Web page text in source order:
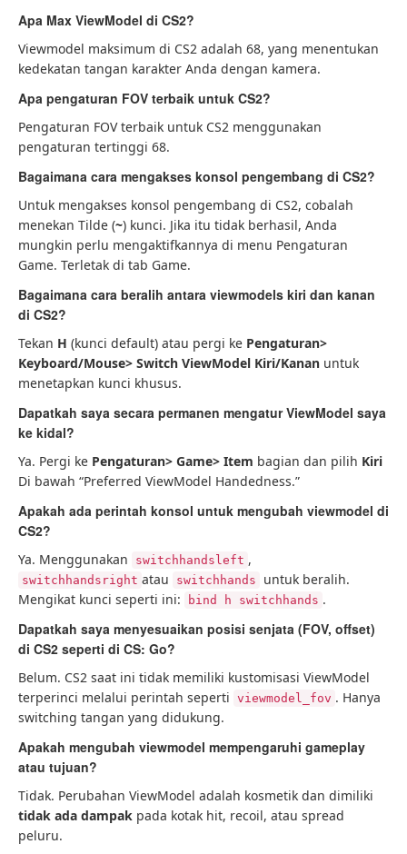
Apa Max ViewModel di CS2?
Viewmodel maksimum di CS2 adalah 68, yang menentukan
kedekatan tangan karakter Anda dengan kamera.
Apa pengaturan FOV terbaik untuk CS2?
Pengaturan FOV terbaik untuk CS2 menggunakan
pengaturan tertinggi 68.
Bagaimana cara mengakses konsol pengembang di CS2?
Untuk mengakses konsol pengembang di CS2, cobalah
menekan Tilde (~) kunci. Jika itu tidak berhasil, Anda
mungkin perlu mengaktifkannya di menu Pengaturan
Game. Terletak di tab Game.
Bagaimana cara beralih antara viewmodels kiri dan kanan
di CS2?
Tekan H (kunci default) atau pergi ke Pengaturan>
Keyboard/Mouse> Switch ViewModel Kiri/Kanan untuk
menetapkan kunci khusus.
Dapatkah saya secara permanen mengatur ViewModel saya
ke kidal?
Ya. Pergi ke Pengaturan> Game> Item bagian dan pilih Kiri
Di bawah “Preferred ViewModel Handedness.”
Apakah ada perintah konsol untuk mengubah viewmodel di
CS2?
Ya. Menggunakan switchhandsleft ,
switchhandsright atau switchhands
untuk beralih.
Mengikat kunci seperti ini:
bind h switchhands .
Dapatkah saya menyesuaikan posisi senjata (FOV, offset)
di CS2 seperti di CS: Go?
Belum. CS2 saat ini tidak memiliki kustomisasi ViewModel
terperinci melalui perintah seperti viewmodel_fov . Hanya
switching tangan yang didukung.
Apakah mengubah viewmodel mempengaruhi gameplay
atau tujuan?
Tidak. Perubahan ViewModel adalah kosmetik dan dimiliki
tidak ada dampak pada kotak hit, recoil, atau spread
peluru.